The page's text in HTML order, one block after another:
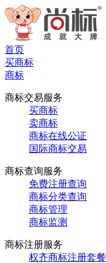
首页
买商标
商标
商标交易服务
买商标
卖商标
商标在线公证
国际商标交易
商标查询服务
免费注册查询
商标分类查询
商标管理
商标监测
商标注册服务
权齐商标注册套餐